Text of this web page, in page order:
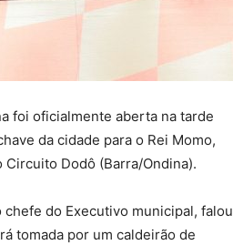
foi oficialmente aberta na tarde
da cidade para o Rei Momo,
Dodô (Barra/Ondina).
do Executivo municipal, falou
tomada por um caldeirão de